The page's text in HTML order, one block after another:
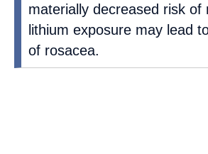
materially decreased risk
lithium exposure may lead
of rosacea.